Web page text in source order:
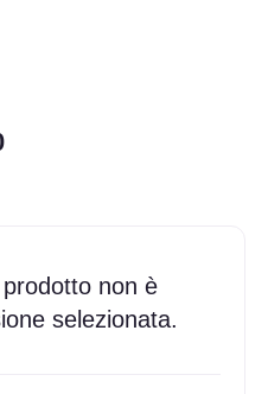
non è
selezionata.